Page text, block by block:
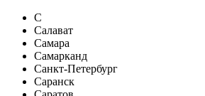
С
Салават
Самара
Самарканд
Санкт-Петербург
Саранск